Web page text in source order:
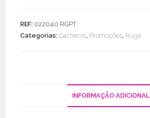
REF: 022040 RGPT
Categorias:Cachecol, Promoções, Rüga
INFORMAÇÃO ADICIONAL